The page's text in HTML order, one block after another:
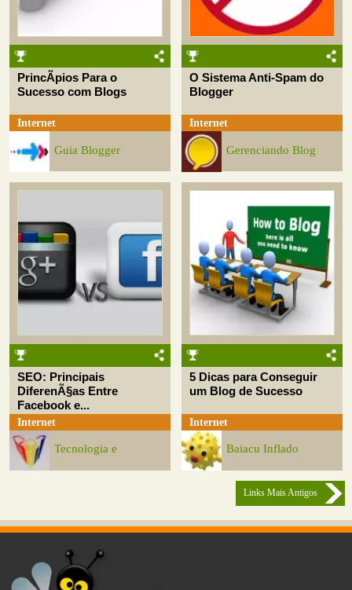
PrincÃ­pios Para o
Sucesso com Blogs
Internet
Guia Blogger
O Sistema Anti-Spam do
Blogger
Internet
Gerenciando Blog
SEO: Principais
DiferenÃ§as Entre
Facebook e...
Internet
Tecnologia e
5 Dicas para Conseguir
um Blog de Sucesso
Internet
Baiacu Inflado
Links Mais Antigos